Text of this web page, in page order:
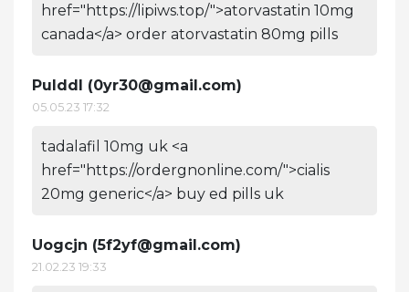
href="https://lipiws.top/">atorvastatin 10mg
canada</a> order atorvastatin 80mg pills
Pulddl (0yr30@gmail.com)
05.05.23 17:32
tadalafil 10mg uk <a
href="https://ordergnonline.com/">cialis
20mg generic</a> buy ed pills uk
Uogcjn (5f2yf@gmail.com)
21.02.23 19:33